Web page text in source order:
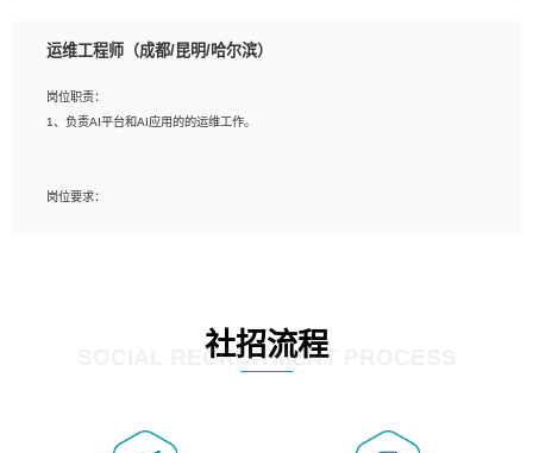
2、熟悉linux命令；
4、熟练使用oracle、mysql进行开发；
5、熟悉流程开发如使用activiti；
运维工程师（成都/昆明/哈尔滨）
岗位职责：
1、负责AI平台和AI应用的的运维工作。
岗位要求：
4、掌握DevOps思想、方法和流程。Jenkins工具使用；
5、掌握常见中间件配置与优化，如mysql、nginx等；
社招流程
SOCIAL RECRUITMENT PROCESS